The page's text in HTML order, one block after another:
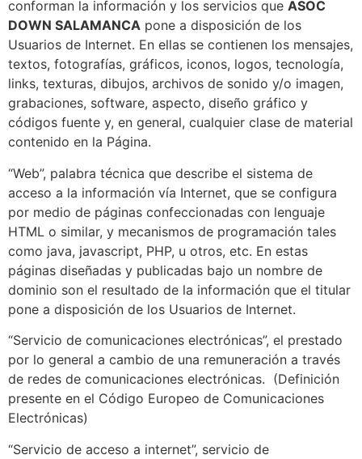
conforman la información y los servicios que ASOC
DOWN SALAMANCA pone a disposición de los
Usuarios de Internet. En ellas se contienen los mensajes,
textos, fotografías, gráficos, iconos, logos, tecnología,
links, texturas, dibujos, archivos de sonido y/o imagen,
grabaciones, software, aspecto, diseño gráfico y
códigos fuente y, en general, cualquier clase de material
contenido en la Página.
“Web”, palabra técnica que describe el sistema de
acceso a la información vía Internet, que se configura
por medio de páginas confeccionadas con lenguaje
HTML o similar, y mecanismos de programación tales
como java, javascript, PHP, u otros, etc. En estas
páginas diseñadas y publicadas bajo un nombre de
dominio son el resultado de la información que el titular
pone a disposición de los Usuarios de Internet.
“Servicio de comunicaciones electrónicas”, el prestado
por lo general a cambio de una remuneración a través
de redes de comunicaciones electrónicas. (Definición
presente en el Código Europeo de Comunicaciones
Electrónicas)
“Servicio de acceso a internet”, servicio de